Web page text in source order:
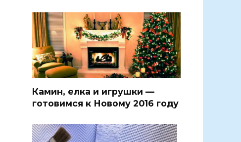
Камин, елка и игрушки —
готовимся к Новому 2016 году